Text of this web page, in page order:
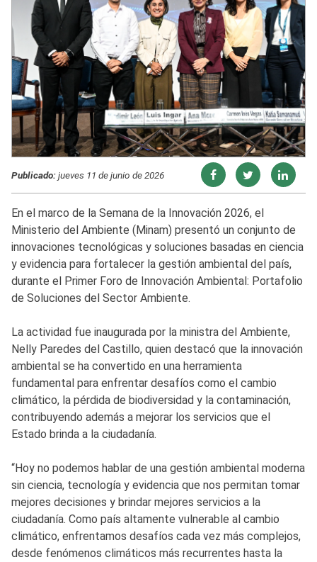
Publicado:jueves 11 de junio de 2026
En el marco de la Semana de la Innovación 2026, el
Ministerio del Ambiente (Minam) presentó un conjunto de
innovaciones tecnológicas y soluciones basadas en ciencia
y evidencia para fortalecer la gestión ambiental del país,
durante el Primer Foro de Innovación Ambiental: Portafolio
de Soluciones del Sector Ambiente.
La actividad fue inaugurada por la ministra del Ambiente,
Nelly Paredes del Castillo, quien destacó que la innovación
ambiental se ha convertido en una herramienta
fundamental para enfrentar desafíos como el cambio
climático, la pérdida de biodiversidad y la contaminación,
contribuyendo además a mejorar los servicios que el
Estado brinda a la ciudadanía.
“Hoy no podemos hablar de una gestión ambiental moderna
sin ciencia, tecnología y evidencia que nos permitan tomar
mejores decisiones y brindar mejores servicios a la
ciudadanía. Como país altamente vulnerable al cambio
climático, enfrentamos desafíos cada vez más complejos,
desde fenómenos climáticos más recurrentes hasta la